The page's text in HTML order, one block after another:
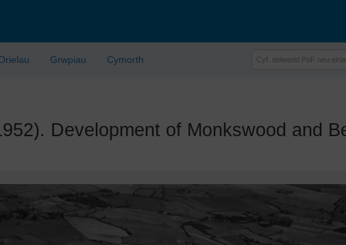
Grwpiau Cymorth
Development of Monkswood and